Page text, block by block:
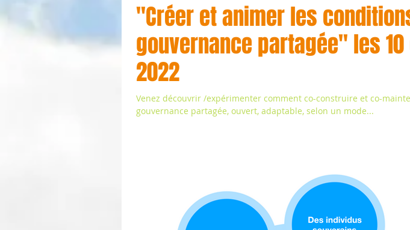
"Créer et animer les
gouvernance partagée" les
2022
Venez découvrir /expérimenter comment co-construire et co-
gouvernance partagée, ouvert, adaptable, selon un mode...